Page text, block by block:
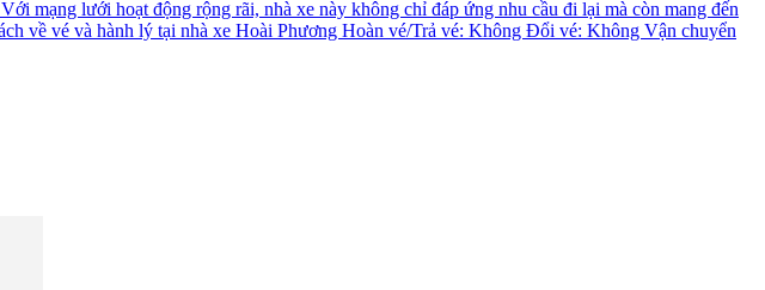
mạng lưới hoạt động rộng rãi, nhà xe này không chỉ đáp ứng nhu cầu đi lại mà còn mang đến
về vé và hành lý tại nhà xe Hoài Phương Hoàn vé/Trả vé: Không Đổi vé: Không Vận chuyển